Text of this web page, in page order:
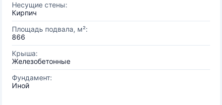
Несущие стены:
Кирпич
Площадь подвала, м²:
866
Крыша:
Железобетонные
Фундамент:
Иной